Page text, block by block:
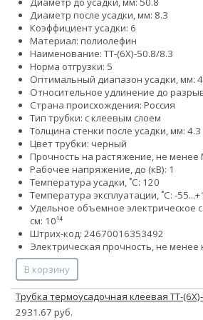
Диаметр после усадки, мм: 8.3
Коэффициент усадки: 6
Материал: полиолефин
Наименование: ТТ-(6Х)-50.8/8.3
Норма отгрузки: 5
Оптимальный диапазон усадки, мм:
Относительное удлинение до
Страна происхождения: Россия
Тип трубки: с клеевым слоем
Толщина стенки после усадки, мм: 4.3
Цвет трубки: черный
Прочность на растяжение, не менее
Рабочее напряжение, до (кВ): 1
Температура усадки, ˚С: 120
Температура эксплуатации, ˚С: -
Удельное объемное электрическое
см: 10¹⁴
Штрих-код: 24670016353492
Электрическая прочность, не менее
В корзину
Трубка термоусадочная клеевая ТТ-
2931.67 руб.